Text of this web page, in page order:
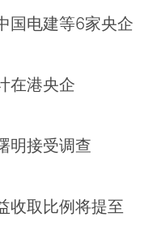
国电建等6家央企
在港央企
明接受调查
收取比例将提至